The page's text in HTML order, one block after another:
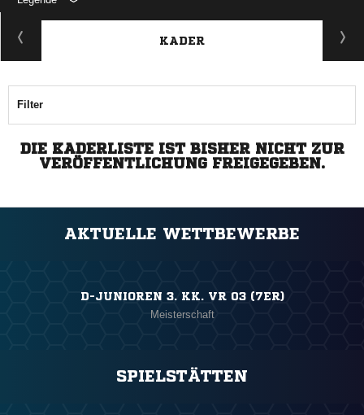
KADER
Filter
DIE KADERLISTE IST BISHER NICHT ZUR
VERÖFFENTLICHUNG FREIGEGEBEN.
AKTUELLE WETTBEWERBE
D-JUNIOREN 3. KK. VR 03 (7ER)
Meisterschaft
SPIELSTÄTTEN